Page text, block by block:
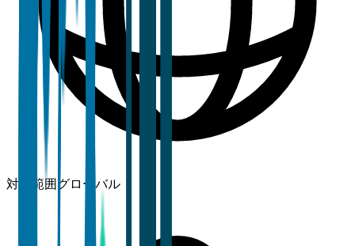
対象範囲 グローバル